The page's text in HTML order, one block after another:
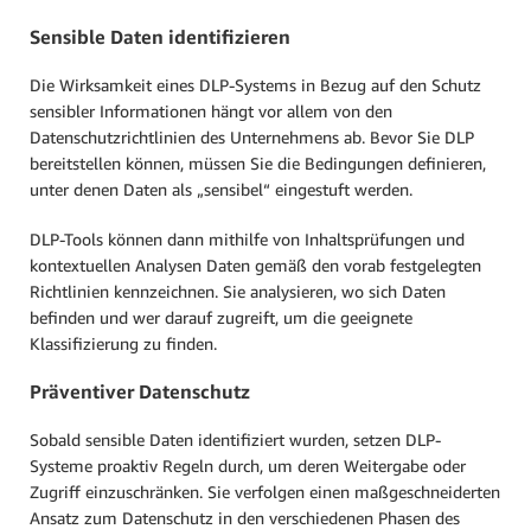
Sensible Daten identifizieren
Die Wirksamkeit eines DLP-Systems in Bezug auf den Schutz
sensibler Informationen hängt vor allem von den
Datenschutzrichtlinien des Unternehmens ab. Bevor Sie DLP
bereitstellen können, müssen Sie die Bedingungen definieren,
unter denen Daten als „sensibel“ eingestuft werden.
DLP-Tools können dann mithilfe von Inhaltsprüfungen und
kontextuellen Analysen Daten gemäß den vorab festgelegten
Richtlinien kennzeichnen. Sie analysieren, wo sich Daten
befinden und wer darauf zugreift, um die geeignete
Klassifizierung zu finden.
Präventiver Datenschutz
Sobald sensible Daten identifiziert wurden, setzen DLP-
Systeme proaktiv Regeln durch, um deren Weitergabe oder
Zugriff einzuschränken. Sie verfolgen einen maßgeschneiderten
Ansatz zum Datenschutz in den verschiedenen Phasen des